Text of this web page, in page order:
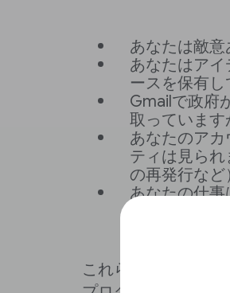
あなたは敵
あなたはア
ースを保有し
Gmailで政府
取っています
あなたのア
ティは見ら
の再発行など
あなたの仕
これらの質問に「は